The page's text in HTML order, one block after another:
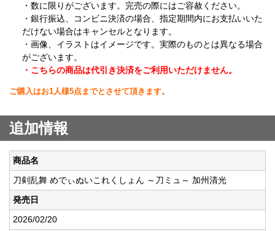
・数に限りがございます。完売の際にはご容赦ください。
・銀行振込、コンビニ決済の場合、指定期間内にお支払いいた
だけない場合はキャンセルとなります。
・画像、イラストはイメージです。実際のものとは異なる場合
がございます。
・こちらの商品は代引き決済をご利用いただけません。
ご購入はお1人様5点までとさせて頂きます。
追加情報
商品名
刀剣乱舞 めでぃぬいこれくしょん ～刀ミュ～ 加州清光
発売日
2026/02/20